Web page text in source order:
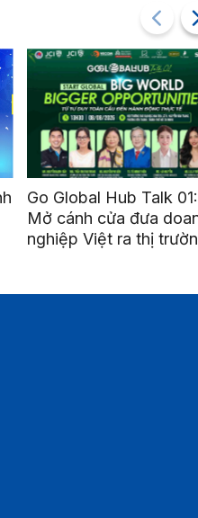
KDDI COMPANY TOUR
2026: Khám phá môi
trường làm việc doanh